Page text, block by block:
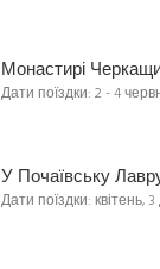
Монастирі
Дати поїздки: 2 - 4
У Почаївську
Дати поїздки: квітень,